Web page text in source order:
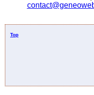
Top